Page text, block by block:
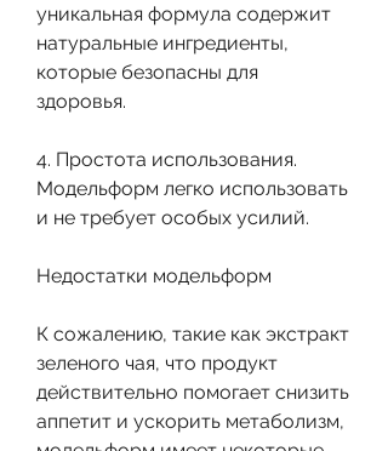
уникальная формула содержит
натуральные ингредиенты,
которые безопасны для
здоровья.
4. Простота использования.
Модельформ легко использовать
и не требует особых усилий.
Недостатки модельформ
К сожалению, такие как экстракт
зеленого чая, что продукт
действительно помогает снизить
аппетит и ускорить метаболизм,